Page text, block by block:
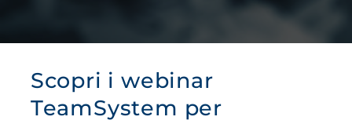
Scopri i webinar
TeamSystem per